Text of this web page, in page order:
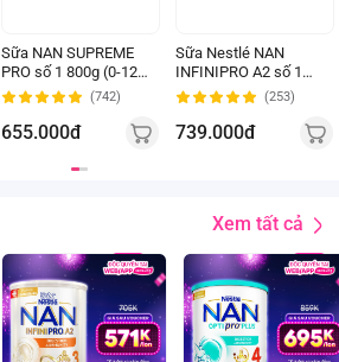
Sữa NAN SUPREME
PRO số 1 800g (0-12
tháng)
(742)
655.000đ
Sữa Nestlé NAN
INFINIPRO A2 số 1
800g (6HMO) (0-1 tuổi)
(253)
739.000đ
Xem tất cả
800
gr
1.5
Kg